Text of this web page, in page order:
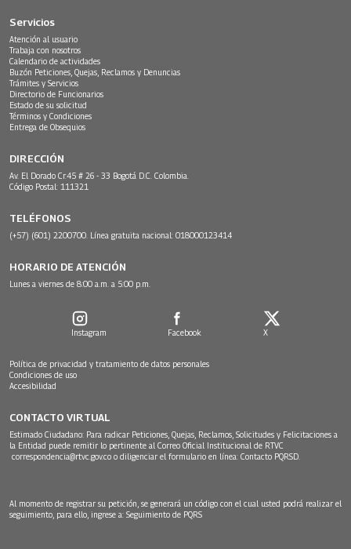
Servicios
Atención al usuario
Trabaja con nosotros
Calendario de actividades
Buzón Peticiones, Quejas, Reclamos y Denuncias
Trámites y Servicios
Directorio de Funcionarios
Estado de su solicitud
Términos y Condiciones
Entrega de Obsequios
DIRECCIÓN
Av. El Dorado Cr.45 # 26 - 33 Bogotá D.C. Colombia.
Código Postal: 111321
TELÉFONOS
(+57) (601) 2200700. Línea gratuita nacional: 018000123414
HORARIO DE ATENCIÓN
Lunes a viernes de 8:00 a.m. a 5:00 p.m.
Instagram Facebook X
Política de privacidad y tratamiento de datos personales
Condiciones de uso
Accesibilidad
CONTACTO VIRTUAL
Estimado Ciudadano: Para radicar Peticiones, Quejas, Reclamos, Solicitudes y Felicitaciones a
la Entidad puede remitir lo pertinente al Correo Oficial Institucional de RTVC
correspondencia@rtvc.gov.co o diligenciar el formulario en línea: Contacto PQRSD.
Al momento de registrar su petición, se generará un código con el cual usted podrá realizar el
seguimiento, para ello, ingrese a: Seguimiento de PQRS